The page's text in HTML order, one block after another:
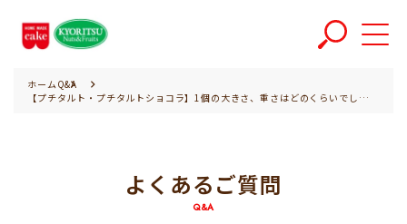
ホームQ&A
【プチタルト・プチタルトショコラ】1個の大きさ、重さはどのくらいでしょうか？
よくあるご質問
Q&A